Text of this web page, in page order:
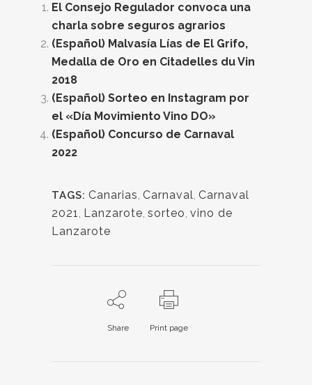
El Consejo Regulador convoca una
charla sobre seguros agrarios
(Español) Malvasía Lías de El Grifo,
Medalla de Oro en Citadelles du Vin
2018
(Español) Sorteo en Instagram por
el «Día Movimiento Vino DO»
(Español) Concurso de Carnaval
2022
TAGS: Canarias, Carnaval, Carnaval
2021, Lanzarote, sorteo, vino de
Lanzarote
Share Print page